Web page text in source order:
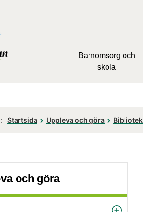
Barnomsorg och
skola
Startsida Uppleva och göra Bibliotek
och göra